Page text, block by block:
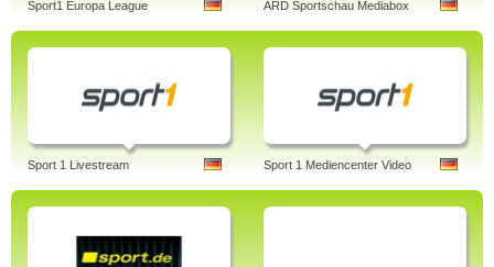
Sport1 Europa League ARD Sportschau Mediabox
Sport 1 Livestream Sport 1 Mediencenter Video